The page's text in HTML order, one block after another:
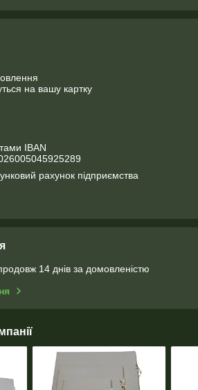
на вашу картку
IBAN
рахунок підприємства
14 днів за домовленістю